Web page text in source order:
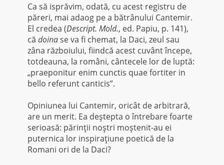
Ca să isprăvim, odată, cu acest registru de
păreri, mai adaog pe a bătrânului Cantemir.
El credea (Descript. Mold., ed. Papiu, p. 141),
că doinase va fi chemat, la Daci, zeul sau
zâna războiului, fiindcă acest cuvânt începe,
totdeauna, la români, cântecele lor de luptă:
„praeponitur enim cunctis quae fortiter in
bello referunt canticis”.
Opiniunea lui Cantemir, oricât de arbitrară,
are un merit. Ea deştepta o întrebare foarte
serioasă: părinţii noştri moştenit-au ei
puternica lor inspiraţiune poetică de la
Romani ori de la Daci?